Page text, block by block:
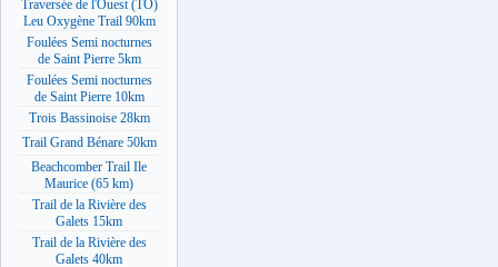
Traversée de l'Ouest (TO)
Leu Oxygène Trail 90km
Foulées Semi nocturnes
de Saint Pierre 5km
Foulées Semi nocturnes
de Saint Pierre 10km
Trois Bassinoise 28km
Trail Grand Bénare 50km
Beachcomber Trail Ile
Maurice (65 km)
Trail de la Rivière des
Galets 15km
Trail de la Rivière des
Galets 40km